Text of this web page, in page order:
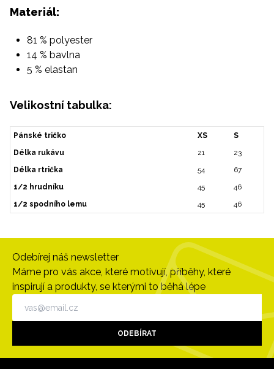
Materiál:
81 % polyester
14 % bavlna
5 % elastan
Velikostní tabulka:
Pánské tričko XS
S
Délka rukávu
21
23
Délka rtrička
54
67
1/2 hrudníku
45
46
1/2 spodního lemu
45 46
Odebírej náš newsletter
Máme pro vás akce, které motivují, příběhy, které
inspirují a produkty, se kterými to běhá lépe
ODEBÍRAT